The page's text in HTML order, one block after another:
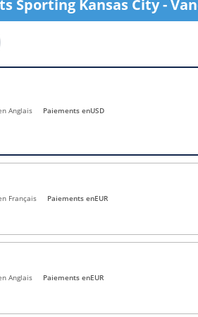
Billets Coupe d’Asie 2027
Billets Euro 2028
Kansas City -
Anglais Paiements enUSD
Français Paiements enEUR
Anglais Paiements enEUR